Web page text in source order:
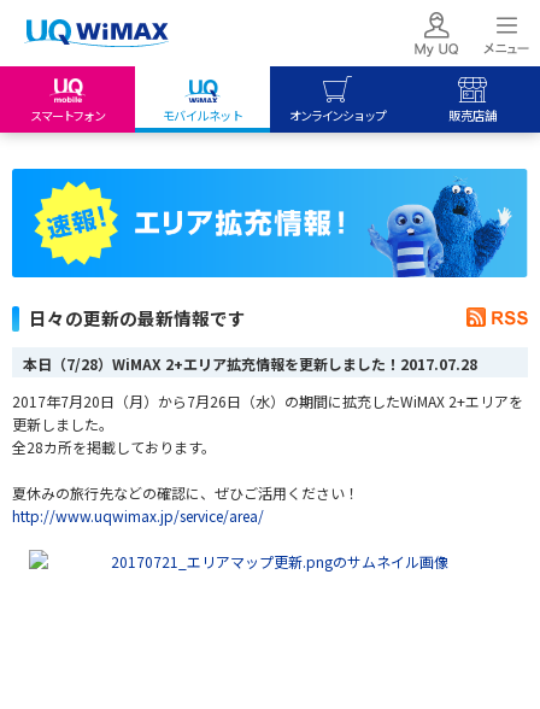
スマートフォン モバイルネット オンラインショップ 販売店舗
My UQ mobile
UQ mobile
UQ WiMAX
UQ WiMAX
日々の更新の最新情報です
本日（7/28）WiMAX 2+エリア拡充情報を更新しました！ 2017.07.28
2017年7月20日（月）から7月26日（水）の期間に拡充したWiMAX 2+エリアを
更新しました。
全28カ所を掲載しております。
夏休みの旅行先などの確認に、ぜひご活用ください！
http://www.uqwimax.jp/service/area/